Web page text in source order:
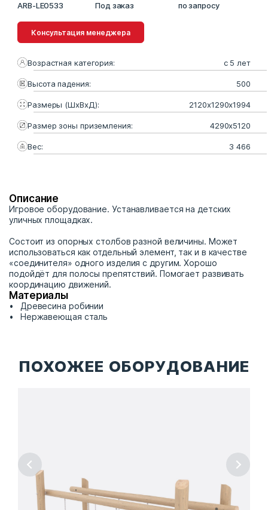
ARB-LE0533 Под заказ по запросу
Консультация менеджера
Возрастная категория: с 5 лет
Высота падения: 500
Размеры (ШхВхД): 2120х1290х1994
Размер зоны приземления: 4290х5120
Вес: 3 466
Описание
Игровое оборудование. Устанавливается на детских
уличных площадках.
Состоит из опорных столбов разной величины. Может
использоваться как отдельный элемент, так и в качестве
«соединителя» одного изделия с другим. Хорошо
подойдёт для полосы препятствий. Помогает развивать
координацию движений.
Материалы
Древесина робинии
Нержавеющая сталь
ПОХОЖЕЕ ОБОРУДОВАНИЕ